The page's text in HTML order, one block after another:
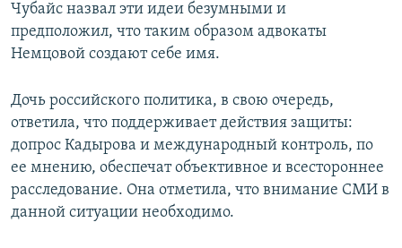
Чубайс назвал эти идеи безумными и
предположил, что таким образом адвокаты
Немцовой создают себе имя.
Дочь российского политика, в свою очередь,
ответила, что поддерживает действия защиты:
допрос Кадырова и международный контроль, по
ее мнению, обеспечат объективное и всестороннее
расследование. Она отметила, что внимание СМИ в
данной ситуации необходимо.